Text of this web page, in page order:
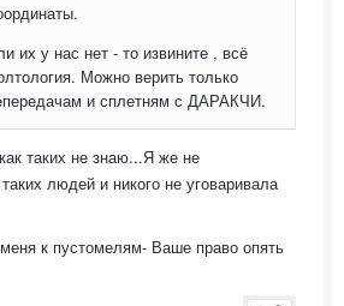
их у нас нет - то извините , всё
Можно верить только
и сплетням с ДАРАКЧИ.
таких не знаю...Я же не
людей и никого не уговаривала
к пустомелям- Ваше право опять